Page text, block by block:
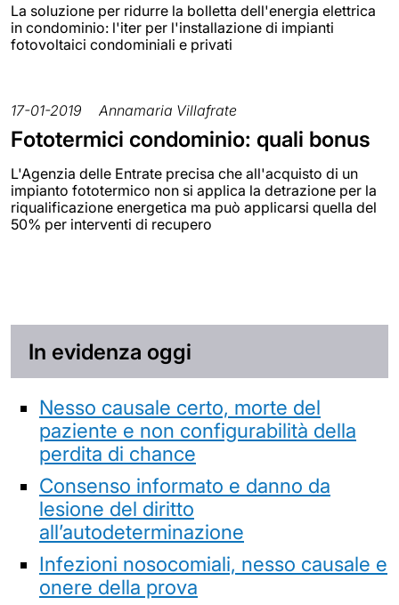
La soluzione per ridurre la bolletta dell'energia elettrica
in condominio: l'iter per l'installazione di impianti
fotovoltaici condominiali e privati
17-01-2019 Annamaria Villafrate
Fototermici condominio: quali bonus
L'Agenzia delle Entrate precisa che all'acquisto di un
impianto fototermico non si applica la detrazione per la
riqualificazione energetica ma può applicarsi quella del
50% per interventi di recupero
In evidenza oggi
Nesso causale certo, morte del
paziente e non configurabilità della
perdita di chance
Consenso informato e danno da
lesione del diritto
all’autodeterminazione
Infezioni nosocomiali, nesso causale e
onere della prova